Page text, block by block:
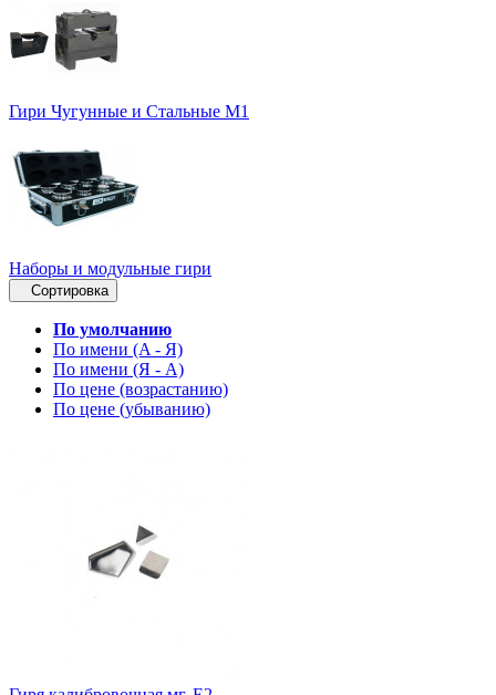
Гири Чугунные и Стальные М1
Наборы и модульные гири
Сортировка
По умолчанию
По имени (A - Я)
По имени (Я - A)
По цене (возрастанию)
По цене (убыванию)